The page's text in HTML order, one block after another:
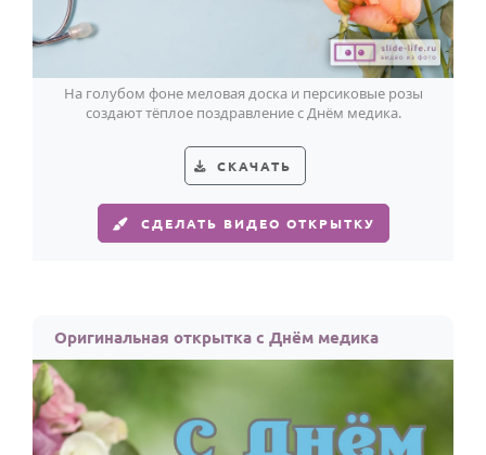
Женщине
Маме
Все родственники
По именам
По годам
На голубом фоне меловая доска и персиковые розы
создают тёплое поздравление с Днём медика.
СКАЧАТЬ
СДЕЛАТЬ ВИДЕО ОТКРЫТКУ
Оригинальная открытка с Днём медика